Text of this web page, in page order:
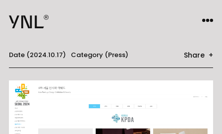
Date (2024.10.17) Category (Press) Share +